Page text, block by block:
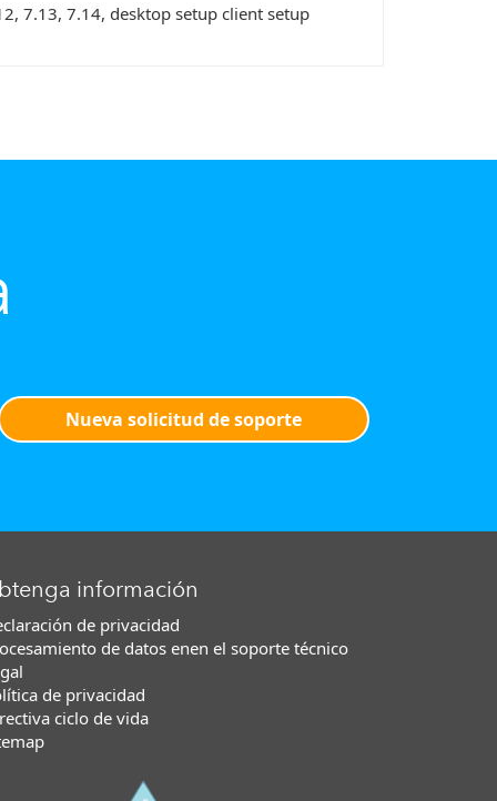
7.13, 7.14, desktop setup client setup
Nueva solicitud de soporte
información
de privacidad
de datos enen el soporte técnico
de privacidad
ciclo de vida